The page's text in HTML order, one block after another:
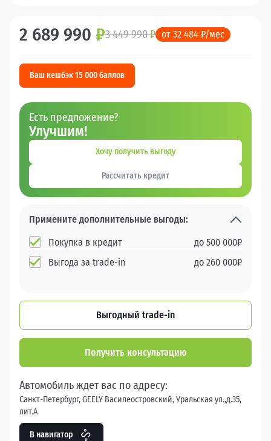
2 689 990 ₽3 449 990₽ от 32 484 ₽/мес
Ваш кешбэк 15 000 баллов
Есть предложение?
Улучшим!
Хочу получить выгоду
Рассчитать кредит
Примените дополнительные выгоды:
Покупка в кредит
до 500 000₽
Выгода за trade-in
до 260 000₽
Выгодный trade-in
Получить консультацию
Автомобиль ждет вас по адресу:
Санкт-Петербург, GEELY Василеостровский, Уральская ул.,д.35,
лит.А
В навигатор